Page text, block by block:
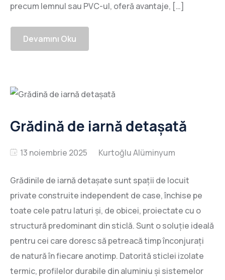
precum lemnul sau PVC-ul, oferă avantaje, […]
Devamını Oku
Grădină de iarnă detașată
13 noiembrie 2025
Grădinile de iarnă detașate sunt spații de locuit
private construite independent de case, închise pe
toate cele patru laturi și, de obicei, proiectate cu o
structură predominant din sticlă. Sunt o soluție ideală
pentru cei care doresc să petreacă timp înconjurați
de natură în fiecare anotimp. Datorită sticlei izolate
termic, profilelor durabile din aluminiu și sistemelor